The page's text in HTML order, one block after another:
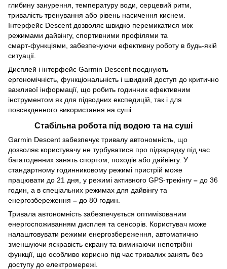
глибину занурення, температуру води, серцевий ритм,
тривалість тренування або рівень насичення киснем.
Інтерфейс Descent дозволяє швидко перемикатися між
режимами дайвінгу, спортивними профілями та
смарт‑функціями, забезпечуючи ефективну роботу в будь-якій
ситуації.
Дисплей і інтерфейс Garmin Descent поєднують
ергономічність, функціональність і швидкий доступ до критично
важливої інформації, що робить годинник ефективним
інструментом як для підводних експедицій, так і для
повсякденного використання на суші.
Стабільна робота під водою та на суші
Garmin Descent забезпечує тривалу автономність, що
дозволяє користувачу не турбуватися про підзарядку під час
багатоденних занять спортом, походів або дайвінгу. У
стандартному годинниковому режимі пристрій може
працювати до 21 дня, у режимі активного GPS‑трекінгу – до 36
годин, а в спеціальних режимах для дайвінгу та
енергозбереження – до 80 годин.
Тривала автономність забезпечується оптимізованим
енергоспоживанням дисплея та сенсорів. Користувач може
налаштовувати режими енергозбереження, автоматично
зменшуючи яскравість екрану та вимикаючи непотрібні
функції, що особливо корисно під час тривалих занять без
доступу до електромережі.